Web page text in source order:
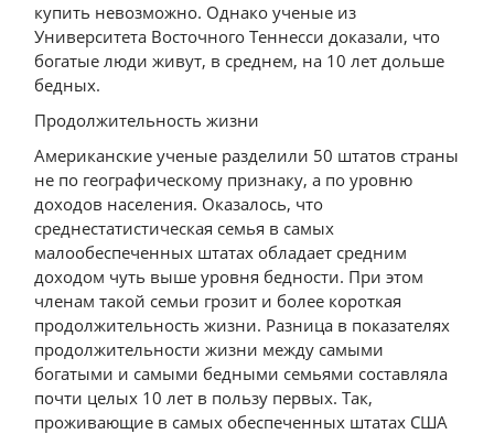
купить невозможно. Однако ученые из
Университета Восточного Теннесси доказали, что
богатые люди живут, в среднем, на 10 лет дольше
бедных.
Продолжительность жизни
Американские ученые разделили 50 штатов страны
не по географическому признаку, а по уровню
доходов населения. Оказалось, что
среднестатистическая семья в самых
малообеспеченных штатах обладает средним
доходом чуть выше уровня бедности. При этом
членам такой семьи грозит и более короткая
продолжительность жизни. Разница в показателях
продолжительности жизни между самыми
богатыми и самыми бедными семьями составляла
почти целых 10 лет в пользу первых. Так,
проживающие в самых обеспеченных штатах США